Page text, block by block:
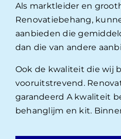
Als marktleider en
Renovatiebehang,
aanbieden die
dan die van andere
Ook de kwaliteit die wij
vooruitstrevend.
garandeerd A kwaliteit
behanglijm en kit.